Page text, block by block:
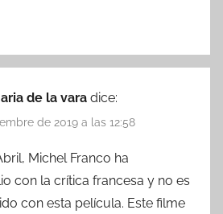
de la vara dice:
de 2019 a las 12:58
Michel Franco ha
con la crítica francesa y no es
con esta película. Este filme